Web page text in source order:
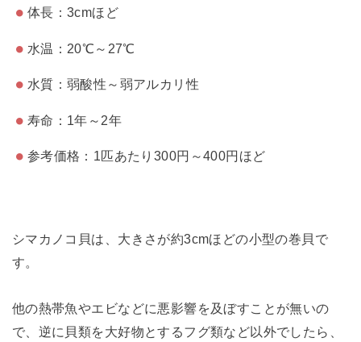
体長：3cmほど
水温：20℃～27℃
水質：弱酸性～弱アルカリ性
寿命：1年～2年
参考価格：1匹あたり300円～400円ほど
シマカノコ貝は、大きさが約3cmほどの小型の巻貝で
す。
他の熱帯魚やエビなどに悪影響を及ぼすことが無いの
で、逆に貝類を大好物とするフグ類など以外でしたら、